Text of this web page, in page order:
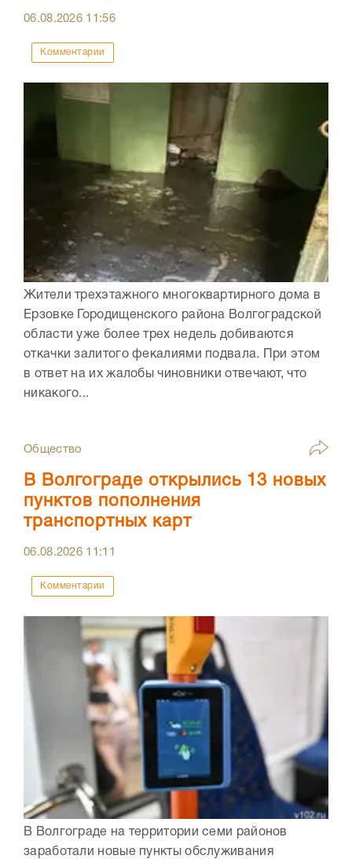
06.08.2026 11:56
Комментарии
Жители трехэтажного многоквартирного дома в
Ерзовке Городищенского района Волгоградской
области уже более трех недель добиваются
откачки залитого фекалиями подвала. При этом
в ответ на их жалобы чиновники отвечают, что
никакого...
Общество
В Волгограде открылись 13 новых
пунктов пополнения
транспортных карт
06.08.2026 11:11
Комментарии
В Волгограде на территории семи районов
заработали новые пункты обслуживания